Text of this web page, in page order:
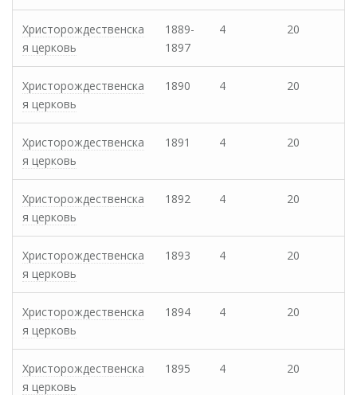
Христорождественска
я церковь
1889-
1897
4 20
Христорождественска
я церковь
1890 4 20
Христорождественска
я церковь
1891 4 20
Христорождественска
я церковь
1892 4 20
Христорождественска
я церковь
1893 4 20
Христорождественска
я церковь
1894 4 20
Христорождественска
я церковь
1895 4 20